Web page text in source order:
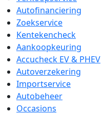
Autofinanciering
Zoekservice
Kentekencheck
Aankoopkeuring
Accucheck EV & PHEV
Autoverzekering
Importservice
Autobeheer
Occasions